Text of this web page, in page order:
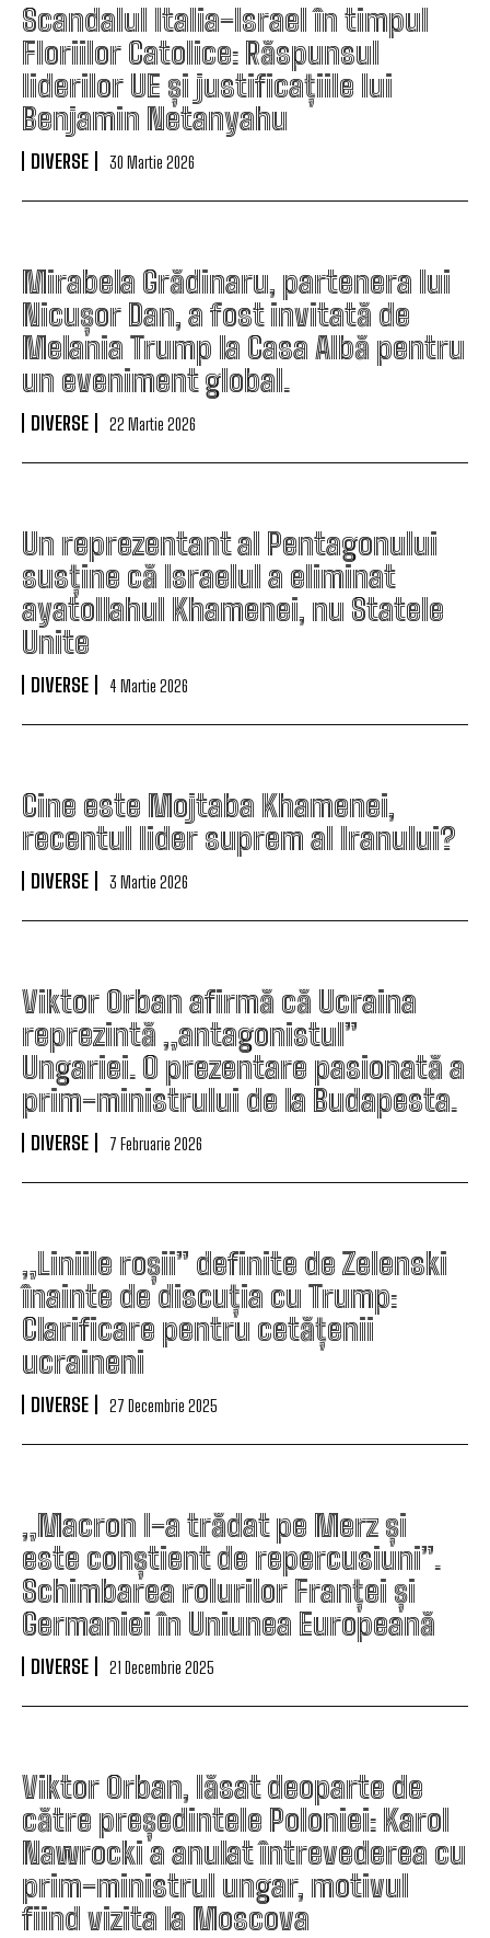
Scandalul Italia-Israel în timpul
Floriilor Catolice: Răspunsul
liderilor UE și justificațiile lui
Benjamin Netanyahu
DIVERSE 30 Martie 2026
Mirabela Grădinaru, partenera lui
Nicușor Dan, a fost invitată de
Melania Trump la Casa Albă pentru
un eveniment global.
DIVERSE 22 Martie 2026
Un reprezentant al Pentagonului
susține că Israelul a eliminat
ayatollahul Khamenei, nu Statele
Unite
DIVERSE 4 Martie 2026
Cine este Mojtaba Khamenei,
recentul lider suprem al Iranului?
DIVERSE 3 Martie 2026
Viktor Orban afirmă că Ucraina
reprezintă „antagonistul”
Ungariei. O prezentare pasionată a
prim-ministrului de la Budapesta.
DIVERSE 7 Februarie 2026
„Liniile roșii” definite de Zelenski
înainte de discuția cu Trump:
Clarificare pentru cetățenii
ucraineni
DIVERSE 27 Decembrie 2025
„Macron l-a trădat pe Merz și
este conștient de repercusiuni”.
Schimbarea rolurilor Franței și
Germaniei în Uniunea Europeană
DIVERSE 21 Decembrie 2025
Viktor Orban, lăsat deoparte de
către președintele Poloniei: Karol
Nawrocki a anulat întrevederea cu
prim-ministrul ungar, motivul
fiind vizita la Moscova